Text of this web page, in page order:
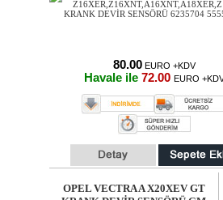
80.00 EURO +KDV
Havale ile 72.00 EURO
OPEL VECTRA A X20XEV GT